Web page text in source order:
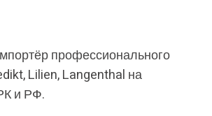
профессионального
Lilien, Langenthal на
и РФ.